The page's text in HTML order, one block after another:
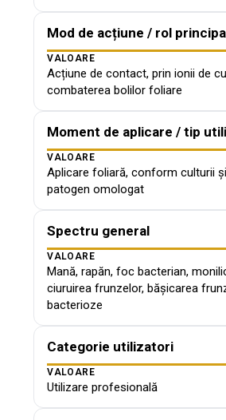
Mod de acțiune / rol
VALOARE
Acțiune de contact, prin ionii de
combaterea bolilor foliare
Moment de aplicare / tip
VALOARE
Aplicare foliară, conform culturii
patogen omologat
Spectru general
VALOARE
Mană, rapăn, foc bacterian,
ciuruirea frunzelor, bășicarea
bacterioze
Categorie utilizatori
VALOARE
Utilizare profesională